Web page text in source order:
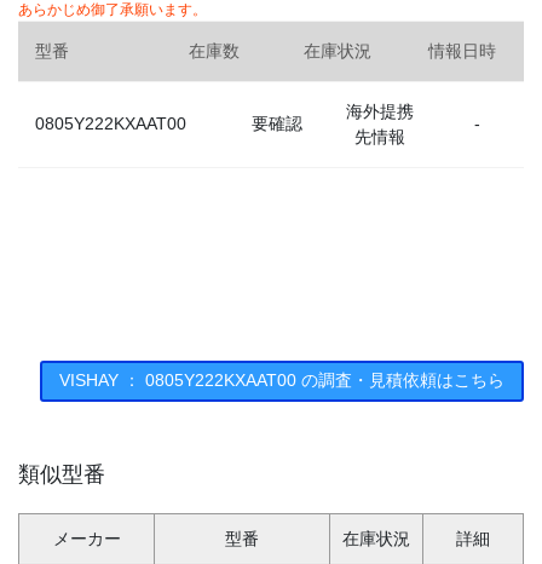
あらかじめ御了承願います。
型番 在庫数 在庫状況 情報日時
0805Y222KXAAT00 要確認
海外提携
先情報
-
VISHAY ： 0805Y222KXAAT00 の調査・見積依頼はこちら
類似型番
メーカー 型番 在庫状況 詳細